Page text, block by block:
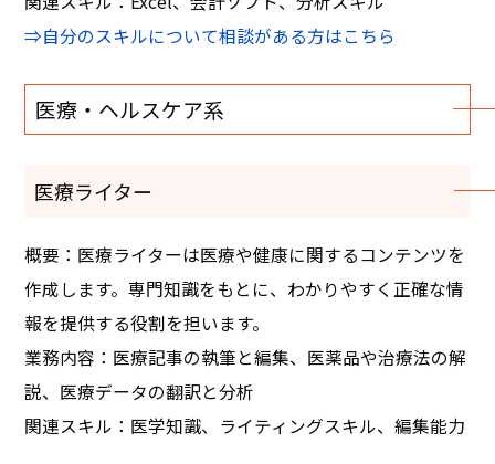
⇒自分のスキルについて相談がある方はこちら
医療・ヘルスケア系
医療ライター
概要：医療ライターは医療や健康に関するコンテンツを
作成します。専門知識をもとに、わかりやすく正確な情
報を提供する役割を担います。
業務内容：医療記事の執筆と編集、医薬品や治療法の解
説、医療データの翻訳と分析
関連スキル：医学知識、ライティングスキル、編集能力